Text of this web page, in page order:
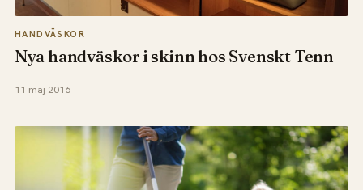
HANDVÄSKOR
Nya handväskor i skinn hos Svenskt Tenn
11 maj 2016